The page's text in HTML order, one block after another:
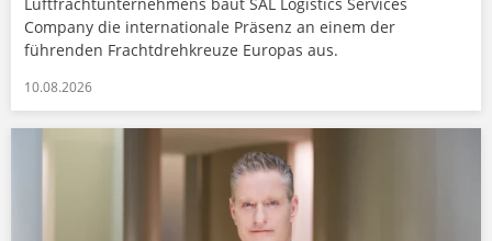
Luftfrachtunternehmens baut SAL Logistics Services
Company die internationale Präsenz an einem der
führenden Frachtdrehkreuze Europas aus.
10.08.2026